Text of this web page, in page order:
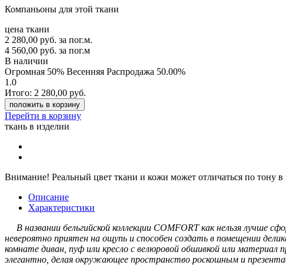
Компаньоны для этой ткани
цена ткани
2 280,00 руб. за пог.м.
4 560,00 руб. за пог.м
В наличии
Огромная 50% Весенняя Распродажа 50.00%
1.0
Итого: 2 280,00 руб.
положить в корзину
Перейти в корзину
ткань в изделии
Внимание! Реальный цвет ткани и кожи может отличаться по тону
Описание
Характеристики
В названии бельгийской коллекции COMFORT как нельзя лучше
невероятно приятен на ощупь и способен создать в помещении
комнате диван, пуф или кресло с велюровой обшивкой или
элегантно, делая окружающее пространство роскошным и